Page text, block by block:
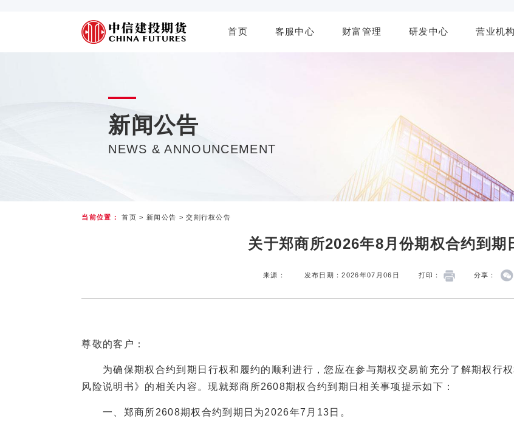
首页 客服中心 财富管理 研发中心 营业机构
新闻公告
NEWS & ANNOUNCEMENT
当前位置： 首页 > 新闻公告 >交割行权公告
关于郑商所2026年8月份期权合约到期
来源： 发布日期：2026年07月06日 打印： 分享：
尊敬的客户：
为确保期权合约到期日行权和履约的顺利进行，您应在参与期权交易前充分了解期权行
风险说明书》的相关内容。现就郑商所2608期权合约到期日相关事项提示如下：
一、郑商所2608期权合约到期日为2026年7月13日。